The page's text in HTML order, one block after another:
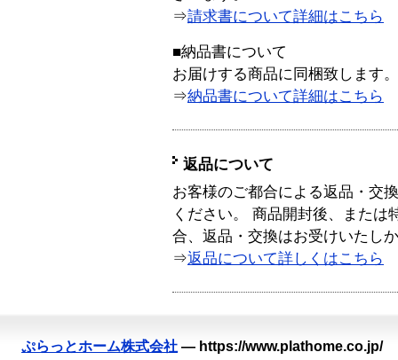
⇒請求書について詳細はこちら
■納品書について
お届けする商品に同梱致します。
⇒納品書について詳細はこちら
返品について
お客様のご都合による返品・交
ください。 商品開封後、または
合、返品・交換はお受けいたし
⇒返品について詳しくはこちら
ぷらっとホーム株式会社 — https://www.plathome.co.jp/